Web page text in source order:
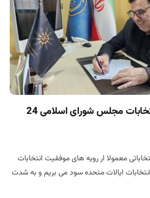
بهترین مشاورانتخابات مجلس شورای اسلامی 24
معمولا ار رویه های موفقیت انتخابات
ایالات متحده سود می بریم و به شدت